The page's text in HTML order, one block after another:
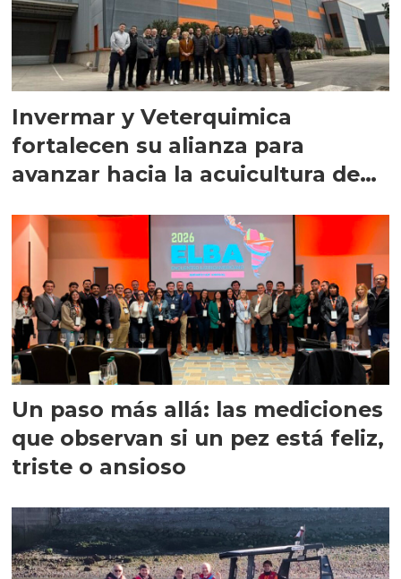
Invermar y Veterquimica
fortalecen su alianza para
avanzar hacia la acuicultura de
Un paso más allá: las mediciones
que observan si un pez está feliz,
triste o ansioso